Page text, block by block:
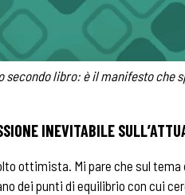
secondo libro: è il manifesto
INEVITABILE
ottimista. Mi pare che sul
dei punti di equilibrio con cui